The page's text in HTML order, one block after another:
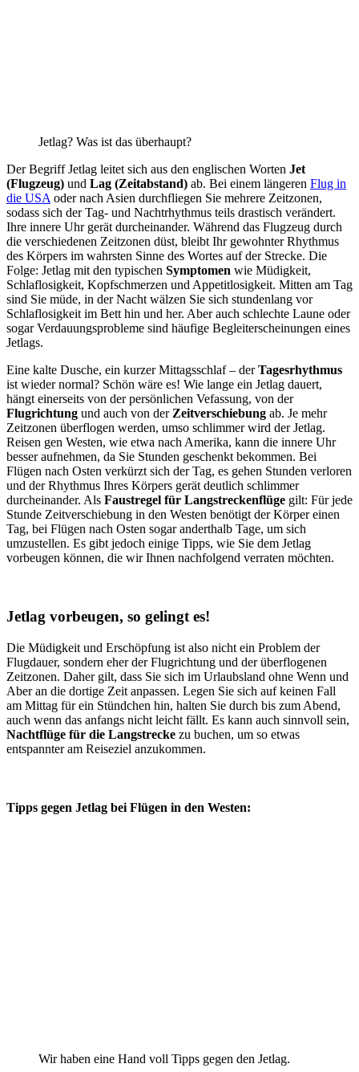
Jetlag? Was ist das überhaupt?
Der Begriff Jetlag leitet sich aus den englischen Worten Jet
(Flugzeug) und Lag (Zeitabstand) ab. Bei einem längeren Flug in
die USAoder nach Asien durchfliegen Sie mehrere Zeitzonen,
sodass sich der Tag- und Nachtrhythmus teils drastisch verändert.
Ihre innere Uhr gerät durcheinander. Während das Flugzeug durch
die verschiedenen Zeitzonen düst, bleibt Ihr gewohnter Rhythmus
des Körpers im wahrsten Sinne des Wortes auf der Strecke. Die
Folge: Jetlag mit den typischen Symptomen wie Müdigkeit,
Schlaflosigkeit, Kopfschmerzen und Appetitlosigkeit. Mitten am Tag
sind Sie müde, in der Nacht wälzen Sie sich stundenlang vor
Schlaflosigkeit im Bett hin und her. Aber auch schlechte Laune oder
sogar Verdauungsprobleme sind häufige Begleiterscheinungen eines
Jetlags.
Eine kalte Dusche, ein kurzer Mittagsschlaf – derTagesrhythmus
ist wieder normal? Schön wäre es! Wie lange ein Jetlag dauert,
hängt einerseits von der persönlichen Vefassung, von der
Flugrichtung und auch von derZeitverschiebung ab. Je mehr
Zeitzonen überflogen werden, umso schlimmer wird der Jetlag.
Reisen gen Westen, wie etwa nach Amerika, kann die innere Uhr
besser aufnehmen, da Sie Stunden geschenkt bekommen. Bei
Flügen nach Osten verkürzt sich der Tag, es gehen Stunden verloren
und der Rhythmus Ihres Körpers gerät deutlich schlimmer
durcheinander. Als Faustregel für Langstreckenflüge gilt: Für jede
Stunde Zeitverschiebung in den Westen benötigt der Körper einen
Tag, bei Flügen nach Osten sogar anderthalb Tage, um sich
umzustellen. Es gibt jedoch einige Tipps, wie Sie dem Jetlag
vorbeugen können, die wir Ihnen nachfolgend verraten möchten.
Jetlag vorbeugen, so gelingt es!
Die Müdigkeit und Erschöpfung ist also nicht ein Problem der
Flugdauer, sondern eher der Flugrichtung und der überflogenen
Zeitzonen. Daher gilt, dass Sie sich im Urlaubsland ohne Wenn und
Aber an die dortige Zeit anpassen. Legen Sie sich auf keinen Fall
am Mittag für ein Stündchen hin, halten Sie durch bis zum Abend,
auch wenn das anfangs nicht leicht fällt. Es kann auch sinnvoll sein,
Nachtflüge für die Langstrecke zu buchen, um so etwas
entspannter am Reiseziel anzukommen.
Tipps gegen Jetlag bei Flügen in den Westen:
Wir haben eine Hand voll Tipps gegen den Jetlag.